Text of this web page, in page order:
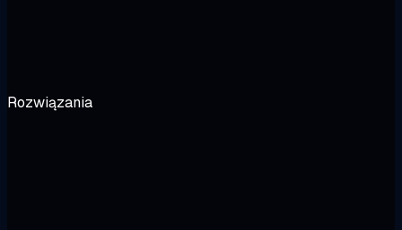
Rozwiązania